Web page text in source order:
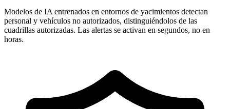
Modelos de IA entrenados en entornos de yacimientos detectan
personal y vehículos no autorizados, distinguiéndolos de las
cuadrillas autorizadas. Las alertas se activan en segundos, no en
horas.